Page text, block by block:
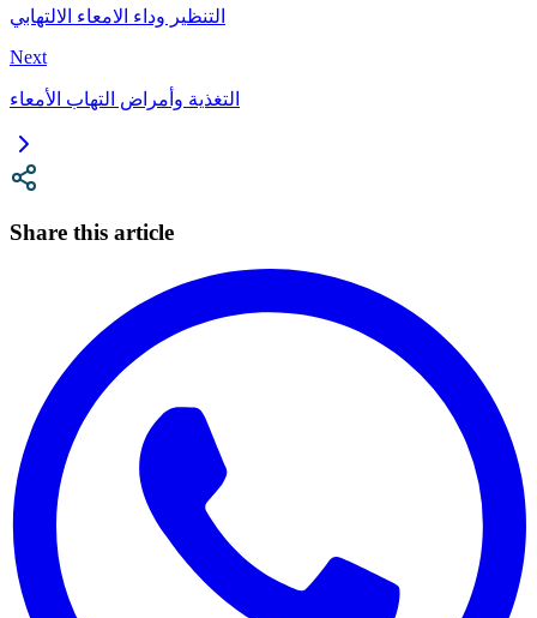
التنظير وداء الامعاء الالتهابي
Next
التغذية وأمراض التهاب الأمعاء
Share this article